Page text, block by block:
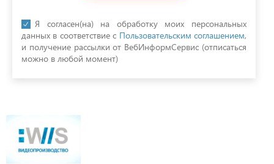
Я согласен(на) на обработку моих персональных
данных в соответствие с Пользовательским соглашением,
и получение рассылки от ВебИнформСервис (отписаться
можно в любой момент)